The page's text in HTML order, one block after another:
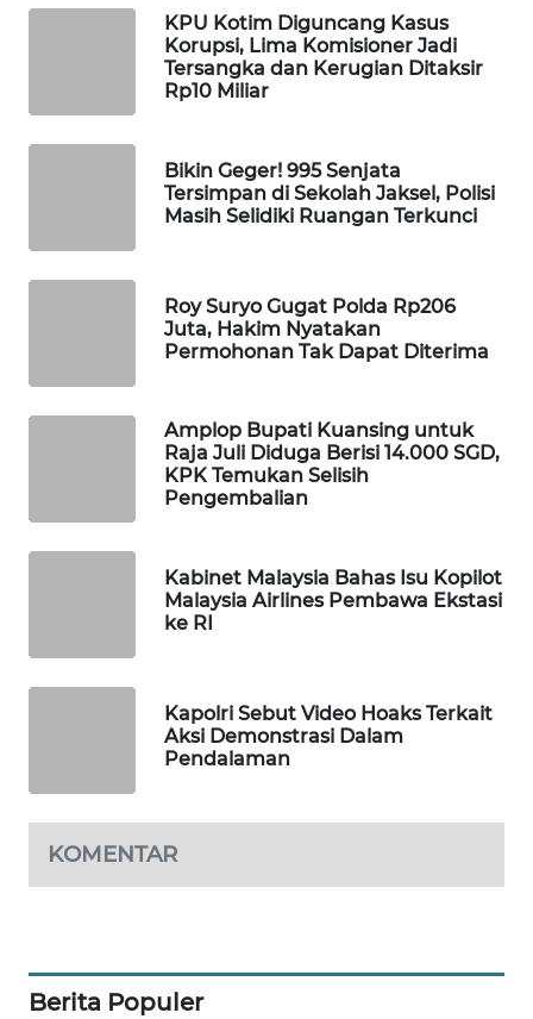
KPU Kotim Diguncang Kasus
Korupsi, Lima Komisioner Jadi
Tersangka dan Kerugian Ditaksir
Rp10 Miliar
Bikin Geger! 995 Senjata
Tersimpan di Sekolah Jaksel, Polisi
Masih Selidiki Ruangan Terkunci
Roy Suryo Gugat Polda Rp206
Juta, Hakim Nyatakan
Permohonan Tak Dapat Diterima
Amplop Bupati Kuansing untuk
Raja Juli Diduga Berisi 14.000 SGD,
KPK Temukan Selisih
Pengembalian
Kabinet Malaysia Bahas Isu Kopilot
Malaysia Airlines Pembawa Ekstasi
ke RI
Kapolri Sebut Video Hoaks Terkait
Aksi Demonstrasi Dalam
Pendalaman
KOMENTAR
Berita Populer
WAHANA
WAHANANEWS
WAHANA
WAHANA
OTOMOTIF
WAHANA